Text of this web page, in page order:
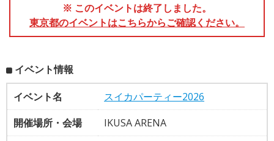
※ このイベントは終了しました。
東京都のイベントはこちらからご確認ください。
イベント情報
イベント名
スイカパーティー2026
開催場所・会場
IKUSA ARENA